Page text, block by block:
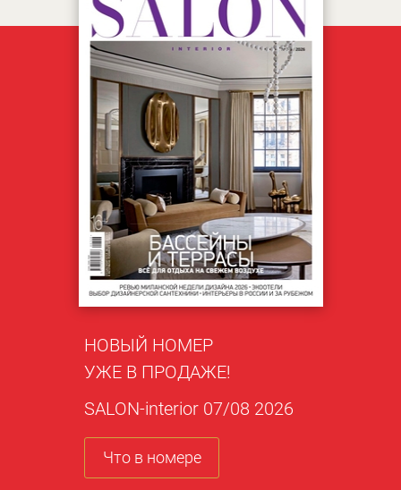
НОВЫЙ НОМЕР
УЖЕ В ПРОДАЖЕ!
SALON-interior 07/08 2026
Что в номере